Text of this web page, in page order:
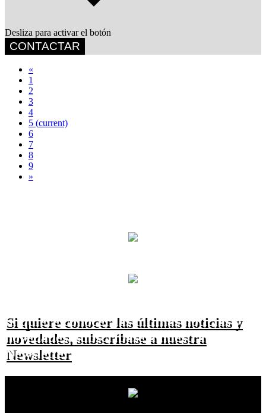
Desliza para activar el botón
CONTACTAR
«
1
2
3
4
5 (current)
6
7
8
9
»
Si quiere conocer las últimas noticias y
novedades, subscríbase a nuestra
Newsletter